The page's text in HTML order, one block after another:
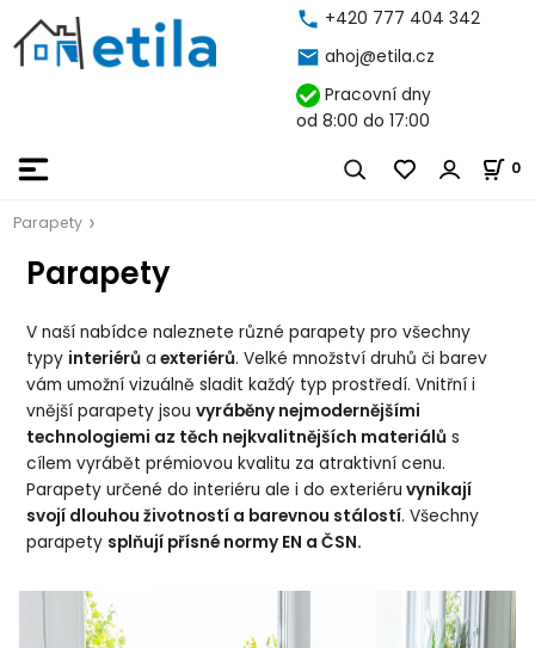
+420 777 404 342
ahoj@etila.cz
Pracovní dny
od 8:00 do 17:00
0
Parapety
Parapety
V naší nabídce naleznete různé parapety pro všechny
typy interiérůa exteriérů. Velké množství druhů či barev
vám umožní vizuálně sladit každý typ prostředí. Vnitřní i
vnější parapety jsou vyráběny nejmodernějšími
technologiemi az těch nejkvalitnějších materiálůs
cílem vyrábět prémiovou kvalitu za atraktivní cenu.
Parapety určené do interiéru ale i do exteriéru vynikají
svojí dlouhou životností a barevnou stálostí. Všechny
parapety splňují přísné normy EN a ČSN.